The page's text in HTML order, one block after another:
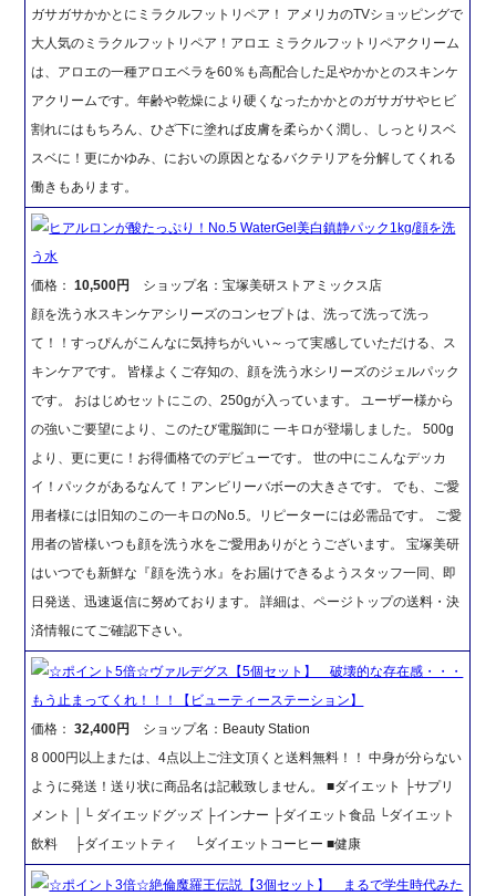
ガサガサかかとにミラクルフットリペア！ アメリカのTVショッピングで
大人気のミラクルフットリペア！アロエ ミラクルフットリペアクリーム
は、アロエの一種アロエベラを60％も高配合した足やかかとのスキンケ
アクリームです。年齢や乾燥により硬くなったかかとのガサガサやヒビ
割れにはもちろん、ひざ下に塗れば皮膚を柔らかく潤し、しっとりスベ
スベに！更にかゆみ、においの原因となるバクテリアを分解してくれる
働きもあります。
ヒアルロンが酸たっぷり！No.5 WaterGel美白鎮静パック1kg/顔を洗
う水
価格：10,500円
ショップ名：宝塚美研ストアミックス店
顔を洗う水スキンケアシリーズのコンセプトは、洗って洗って洗っ
て！！すっぴんがこんなに気持ちがいい～って実感していただける、ス
キンケアです。 皆様よくご存知の、顔を洗う水シリーズのジェルパック
です。 おはじめセットにこの、250gが入っています。 ユーザー様から
の強いご要望により、このたび電脳卸に 一キロが登場しました。 500g
より、更に更に！お得価格でのデビューです。 世の中にこんなデッカ
イ！パックがあるなんて！アンビリーバボーの大きさです。 でも、ご愛
用者様には旧知のこの一キロのNo.5。リピーターには必需品です。 ご愛
用者の皆様いつも顔を洗う水をご愛用ありがとうございます。 宝塚美研
はいつでも新鮮な『顔を洗う水』をお届けできるようスタッフ一同、即
日発送、迅速返信に努めております。 詳細は、ページトップの送料・決
済情報にてご確認下さい。
☆ポイント5倍☆ヴァルデグス【5個セット】 破壊的な存在感・・・
もう止まってくれ！！！【ビューティーステーション】
価格：32,400円
ショップ名：Beauty Station
8 000円以上または、4点以上ご注文頂くと送料無料！！ 中身が分らない
ように発送！送り状に商品名は記載致しません。 ■ダイエット ├サプリ
メント │└ ダイエッドグッズ ├インナー ├ダイエット食品 └ダイエット
飲料 ├ダイエットティ └ダイエットコーヒー ■健康
☆ポイント3倍☆絶倫魔羅王伝説【3個セット】 まるで学生時代みた